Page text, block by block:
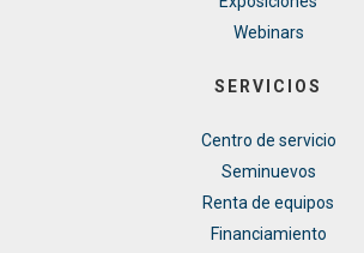
Webinars
SERVICIOS
Centro de servicio
Seminuevos
Renta de equipos
Financiamiento